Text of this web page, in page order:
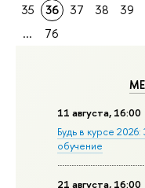
11 августа, 16:00
Будь в курсе
обучение
21 августа, 16:00
35
36 37 38 39
...
76